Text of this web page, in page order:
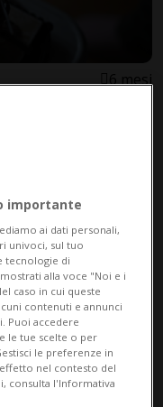
6 mesi
al buio
importante
ai dati personali,
univoci, sul tuo
tecnologie di
alla voce "Noi e i
caso in cui queste
contenuti e annunci
Puoi accedere
le tue scelte o per
le preferenze in
nel contesto del
consulta l'Informativa